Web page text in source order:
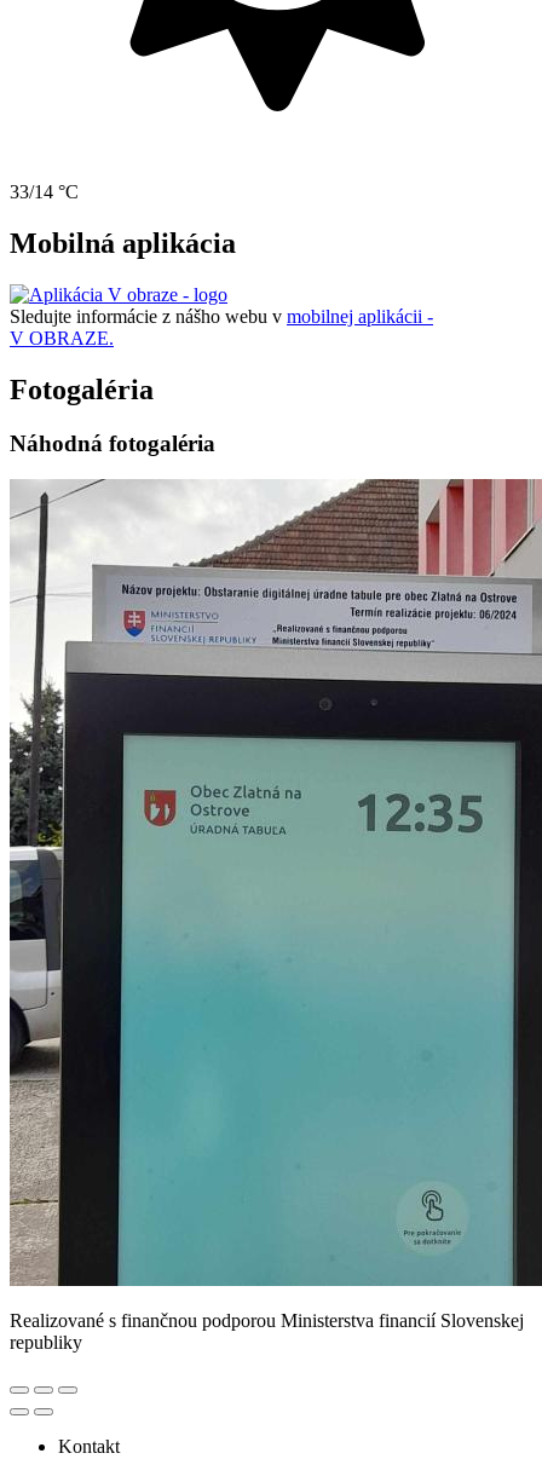
33/14 °C
Mobilná aplikácia
Sledujte informácie z nášho webu v mobilnej aplikácii -
V OBRAZE.
Fotogaléria
Náhodná fotogaléria
Realizované s finančnou podporou Ministerstva financií Slovenskej
republiky
Kontakt